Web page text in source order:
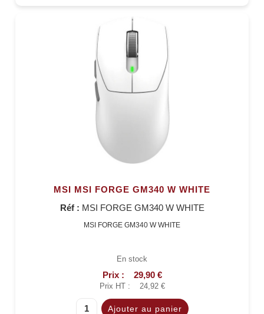
MSI MSI FORGE GM340 W WHITE
Réf : MSI FORGE GM340 W WHITE
MSI FORGE GM340 W WHITE
En stock
Prix : 29,90 €
Prix HT : 24,92 €